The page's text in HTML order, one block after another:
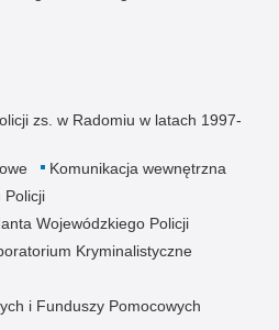
zs. w Radomiu w latach 1997-
Komunikacja wewnętrzna
Policji
Wojewódzkiego Policji
Kryminalistyczne
i Funduszy Pomocowych